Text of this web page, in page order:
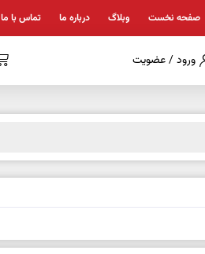
صفحه نخست وبلاگ درباره ما تماس با ما
ورود / عضویت